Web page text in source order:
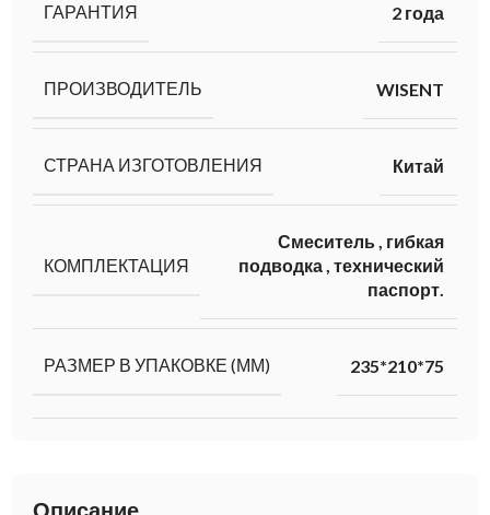
ГАРАНТИЯ 2 года
ПРОИЗВОДИТЕЛЬ WISENT
СТРАНА ИЗГОТОВЛЕНИЯ Китай
КОМПЛЕКТАЦИЯ
Смеситель, гибкая
подводка, технический
паспорт.
РАЗМЕР В УПАКОВКЕ (ММ) 235*210*75